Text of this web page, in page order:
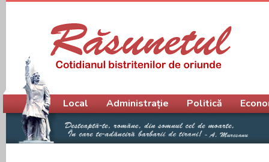
Meniu principal
Local Administrație Politică